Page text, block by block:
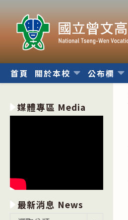
內
首頁 關於本校 公布欄
媒體專區 Media
最新消息 News